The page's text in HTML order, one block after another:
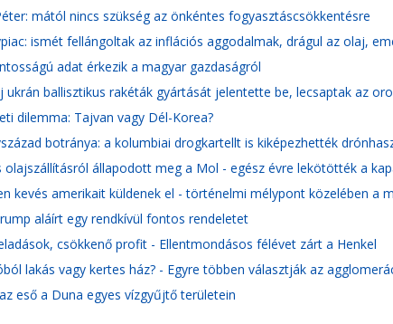
mától nincs szükség az önkéntes fogyasztáscsökkentésre
ismét fellángoltak az inflációs aggodalmak, drágul az olaj,
adat érkezik a magyar gazdaságról
ukrán ballisztikus rakéták gyártását jelentette be, lecsaptak az
dilemma: Tajvan vagy Dél-Korea?
botránya: a kolumbiai drogkartellt is kiképezhették
olajszállításról állapodott meg a Mol - egész évre lekötötték a
kevés amerikait küldenek el - történelmi mélypont közelében a
aláírt egy rendkívül fontos rendeletet
csökkenő profit - Ellentmondásos félévet zárt a Henkel
lakás vagy kertes ház? - Egyre többen választják az
eső a Duna egyes vízgyűjtő területein